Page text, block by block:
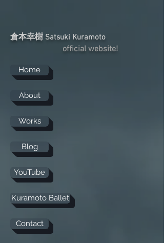
倉本幸樹 Satsuki Kuramoto
official website!
Home
About
Works
Blog
YouTube
Kuramoto Ballet
Contact